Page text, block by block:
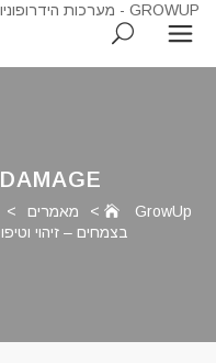
GrowUp
> מאמרים >
בצמחים – זיהוי